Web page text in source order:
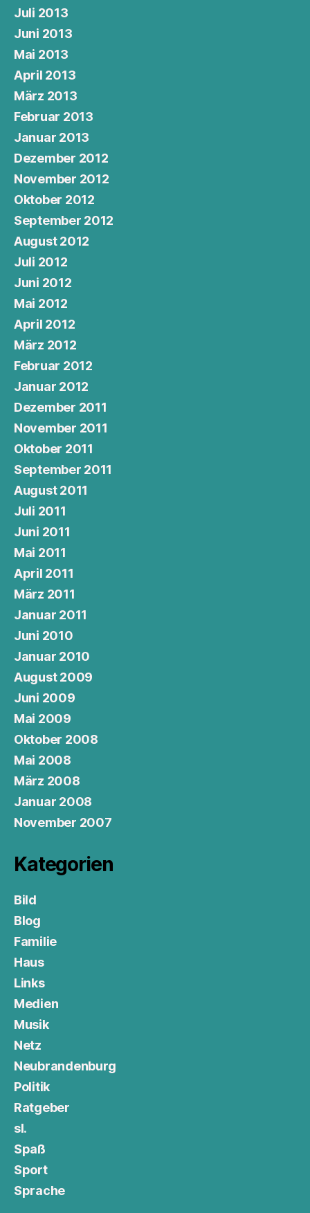
Juli 2013
Juni 2013
Mai 2013
April 2013
März 2013
Februar 2013
Januar 2013
Dezember 2012
November 2012
Oktober 2012
September 2012
August 2012
Juli 2012
Juni 2012
Mai 2012
April 2012
März 2012
Februar 2012
Januar 2012
Dezember 2011
November 2011
Oktober 2011
September 2011
August 2011
Juli 2011
Juni 2011
Mai 2011
April 2011
März 2011
Januar 2011
Juni 2010
Januar 2010
August 2009
Juni 2009
Mai 2009
Oktober 2008
Mai 2008
März 2008
Januar 2008
November 2007
Kategorien
Bild
Blog
Familie
Haus
Links
Medien
Musik
Netz
Neubrandenburg
Politik
Ratgeber
sl.
Spaß
Sport
Sprache